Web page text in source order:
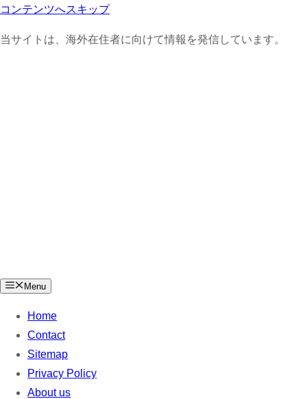
コンテンツへスキップ
当サイトは、海外在住者に向けて情報を発信しています。
Menu
Home
Contact
Sitemap
Privacy Policy
About us